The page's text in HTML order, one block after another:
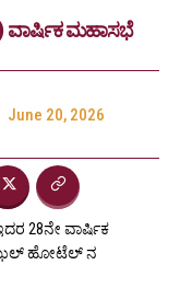
ಮಹಾಸಭೆ
June 20, 2026
28ನೇ ವಾರ್ಷಿಕ
ಹೋಟೆಲ್ ನ